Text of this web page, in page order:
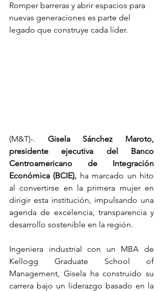
Romper barreras y abrir espacios para
nuevas generaciones es parte del
legado que construye cada líder.
(M&T)-. Gisela Sánchez Maroto,
presidente ejecutiva del Banco
Centroamericano de Integración
Económica (BCIE), ha marcado un hito
al convertirse en la primera mujer en
dirigir esta institución, impulsando una
agenda de excelencia, transparencia y
desarrollo sostenible en la región.
Ingeniera industrial con un MBA de
Kellogg Graduate School of
Management, Gisela ha construido su
carrera bajo un liderazgo basado en la